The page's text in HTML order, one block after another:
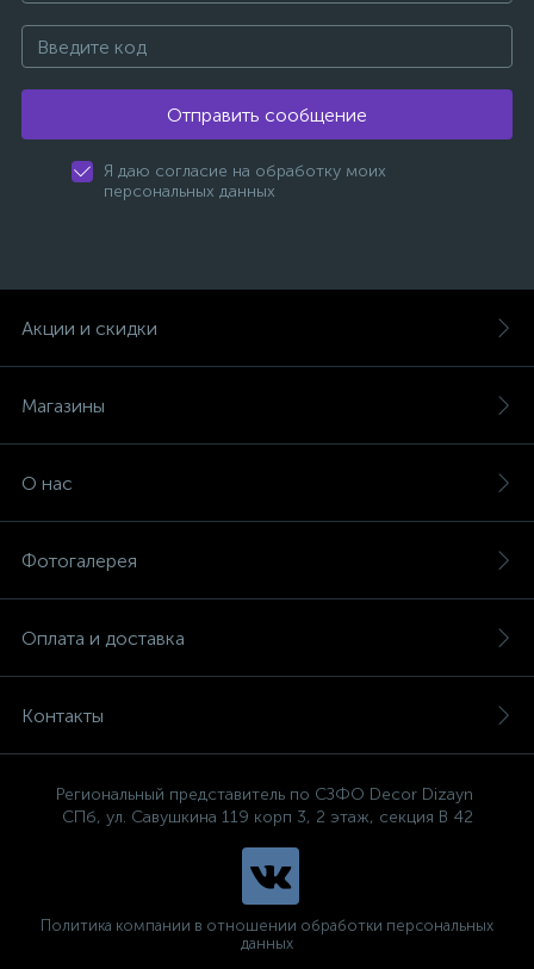
Отправить сообщение
Я даю согласие на обработку моих
персональных данных
Акции и скидки
Магазины
О нас
Фотогалерея
Оплата и доставка
Контакты
Региональный представитель по СЗФО Decor Dizayn
СПб, ул. Савушкина 119 корп 3, 2 этаж, секция В 42
Политика компании в отношении обработки персональных
данных